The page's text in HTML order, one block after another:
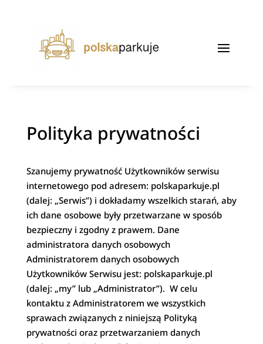
Polityka prywatności
Szanujemy prywatność Użytkowników serwisu
internetowego pod adresem: polskaparkuje.pl
(dalej: „Serwis”) i dokładamy wszelkich starań, aby
ich dane osobowe były przetwarzane w sposób
bezpieczny i zgodny z prawem. Dane
administratora danych osobowych
Administratorem danych osobowych
Użytkowników Serwisu jest: polskaparkuje.pl
(dalej: „my” lub „Administrator”). W celu
kontaktu z Administratorem we wszystkich
sprawach związanych z niniejszą Polityką
prywatności oraz przetwarzaniem danych